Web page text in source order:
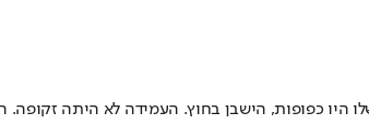
היו כפופות, הישבן בחוץ. העמידה לא היתה